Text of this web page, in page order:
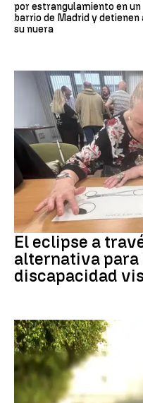
por estrangulamiento en un
barrio de Madrid y detienen
su nuera
Eclipse solar
El eclipse a
alternativa para
discapacidad